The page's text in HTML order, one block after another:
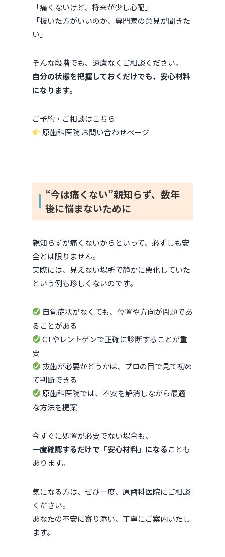
「痛くないけど、将来が少し心配」
「抜いた方がいいのか、専門家の意見が聞きた
い」
そんな段階でも、遠慮なくご相談ください。
自分の状態を把握しておくだけでも、安心材料
になります。
ご予約・ご相談はこちら
原歯科医院 お問い合わせページ
“今は痛くない”親知らず、数年
後に悩まないために
親知らずが痛くないからといって、必ずしも安
全とは限りません。
実際には、見えない場所で静かに悪化していた
という例も珍しくないのです。
自覚症状がなくても、位置や方向が問題であ
ることがある
CTやレントゲンで正確に診断することが重
要
抜歯が必要かどうかは、プロの目で見て初め
て判断できる
原歯科医院では、不安を解消しながら最適
な方法を提案
今すぐに処置が必要でない場合も、
一度確認するだけで「安心材料」になることも
あります。
気になる方は、ぜひ一度、原歯科医院にご相談
ください。
あなたの不安に寄り添い、丁寧にご案内いたし
ます。